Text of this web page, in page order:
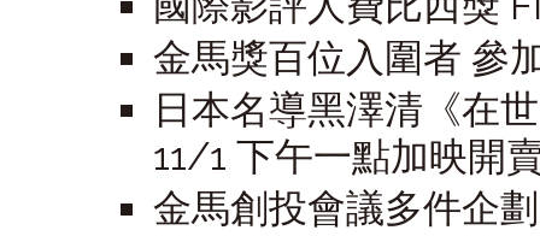
金馬獎百位入圍者 參
日本名導黑澤清《在
11/1 下午一點加映開
金馬創投會議多件企